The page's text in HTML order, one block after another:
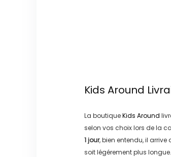
Kids Around
La boutiqueKids Around
selon vos choix lors de la
1 jour, bien entendu, il
soit légérement plus